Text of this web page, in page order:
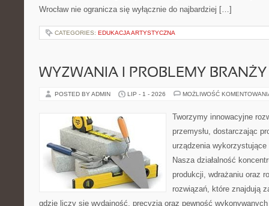
Wrocław nie ogranicza się wyłącznie do najbardziej […]
CATEGORIES: EDUKACJA ARTYSTYCZNA
WYZWANIA I PROBLEMY BRANŻY
POSTED BY ADMIN LIP - 1 - 2026 MOŻLIWOŚĆ
Tworzymy innowacyjne
przemysłu, dostarczając
urządzenia
Nasza działalność
produkcji, wdrażaniu oraz
rozwiązań, które znajdują
gdzie liczy się wydajność, precyzja oraz pewność